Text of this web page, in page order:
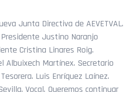
Junta Directiva de AEVETVAL.
Justino Naranjo
Cristina Linares Roig.
Albuixech Martínex. Secretario
Luis Enríquez Laínez.
Vocal. Queremos continuar